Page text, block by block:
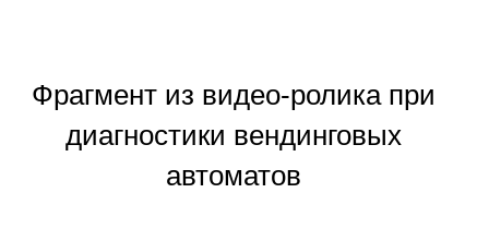
Фрагмент из видео-ролика при
диагностики вендинговых
автоматов